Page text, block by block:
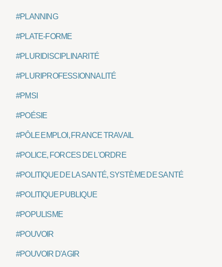
#PLANNING
#PLATE-FORME
#PLURIDISCIPLINARITÉ
#PLURIPROFESSIONNALITÉ
#PMSI
#POÉSIE
#PÔLE EMPLOI, FRANCE TRAVAIL
#POLICE, FORCES DE L'ORDRE
#POLITIQUE DE LA SANTÉ, SYSTÈME DE SANTÉ
#POLITIQUE PUBLIQUE
#POPULISME
#POUVOIR
#POUVOIR D'AGIR